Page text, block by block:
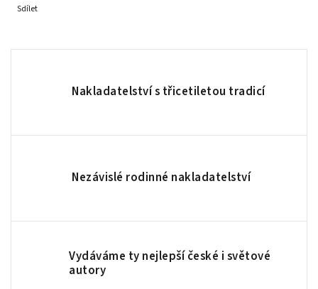
Sdílet
Nakladatelství s třicetiletou tradicí
Nezávislé rodinné nakladatelství
Vydáváme ty nejlepší české i světové
autory